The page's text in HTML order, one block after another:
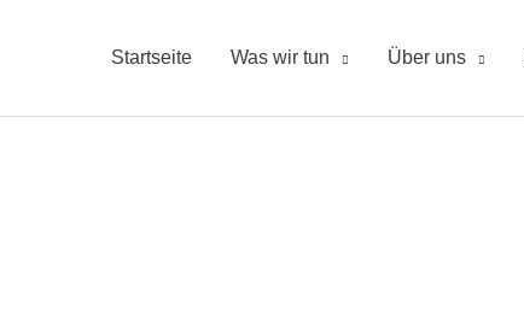
Startseite Was wir tun Über uns